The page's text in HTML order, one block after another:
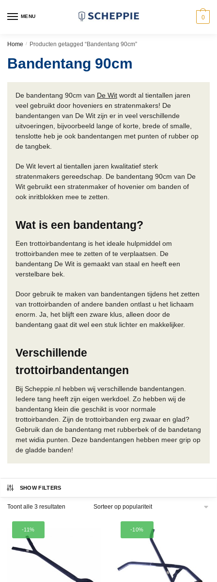
MENU 0
Home / Producten getagged “Bandentang 90cm”
Bandentang 90cm
De bandentang 90cm van De Witwordt al tientallen jaren
veel gebruikt door hoveniers en stratenmakers! De
bandentangen van De Wit zijn er in veel verschillende
uitvoeringen, bijvoorbeeld lange of korte, brede of smalle,
tenslotte heb je ook bandentangen met punten of rubber op
de tangbek.
De Wit levert al tientallen jaren kwalitatief sterk
stratenmakers gereedschap. De bandentang 90cm van De
Wit gebruikt een stratenmaker of hovenier om banden of
ook inritblokken mee te zetten.
Wat is een bandentang?
Een trottoirbandentang is het ideale hulpmiddel om
trottoirbanden mee te zetten of te verplaatsen. De
bandentang De Wit is gemaakt van staal en heeft een
verstelbare bek.
Door gebruik te maken van bandentangen tijdens het zetten
van trottoirbanden of andere banden ontlast u het lichaam
enorm. Ja, het blijft een zware klus, alleen door de
bandentang gaat dit wel een stuk lichter en makkelijker.
Verschillende
trottoirbandentangen
Bij Scheppie.nl hebben wij verschillende bandentangen.
Iedere tang heeft zijn eigen werkdoel. Zo hebben wij de
bandentang klein die geschikt is voor normale
trottoirbanden. Zijn de trottoirbanden erg zwaar en glad?
Gebruik dan de bandentang met rubberbek of de bandetang
met widia punten. Deze bandentangen hebben meer grip op
de gladde banden!
SHOW FILTERS
Toont alle 3 resultaten Gesorteerd
-11% -10%